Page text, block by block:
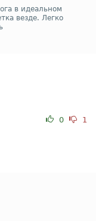
в идеальном
везде. Легко
0 1